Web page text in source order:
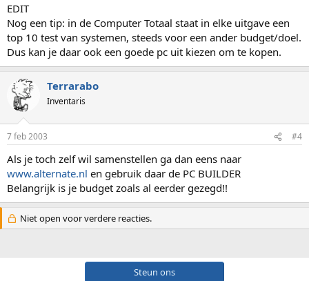
EDIT
Nog een tip: in de Computer Totaal staat in elke uitgave een
top 10 test van systemen, steeds voor een ander budget/doel.
Dus kan je daar ook een goede pc uit kiezen om te kopen.
Terrarabo
Inventaris
7 feb 2003 #4
Als je toch zelf wil samenstellen ga dan eens naar
www.alternate.nl en gebruik daar de PC BUILDER
Belangrijk is je budget zoals al eerder gezegd!!
Niet open voor verdere reacties.
Steun ons